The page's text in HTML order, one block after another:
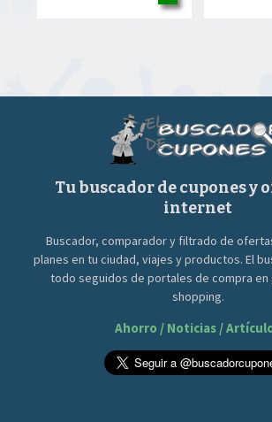
Tu buscador de cupones y
internet
Buscador, comparador y filtrado de
planes en tu ciudad, viajes y productos. El
todo seguidos de portales de compra en
shopping.
Ahorro / Noticias /